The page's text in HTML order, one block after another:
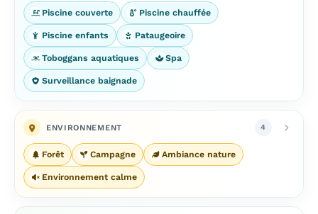
Piscine couverte Piscine chauffée
Piscine enfants Pataugeoire
Toboggans aquatiques Spa
Surveillance baignade
ENVIRONNEMENT 4
Forêt Campagne Ambiance nature
Environnement calme